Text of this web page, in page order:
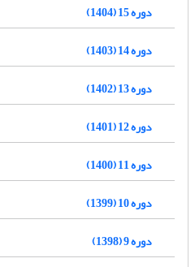
دوره 15 (1404)
دوره 14 (1403)
دوره 13 (1402)
دوره 12 (1401)
دوره 11 (1400)
دوره 10 (1399)
دوره 9 (1398)